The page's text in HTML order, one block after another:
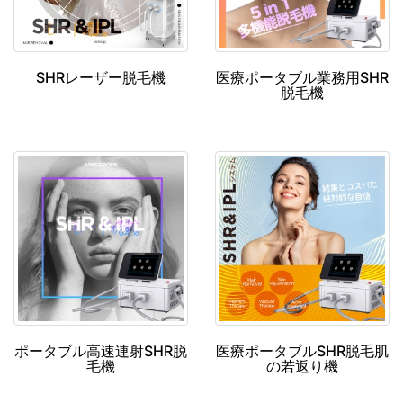
SHRレーザー脱毛機
医療ポータブル業務用SHR
脱毛機
ポータブル高速連射SHR脱
毛機
医療ポータブルSHR脱毛肌
の若返り機